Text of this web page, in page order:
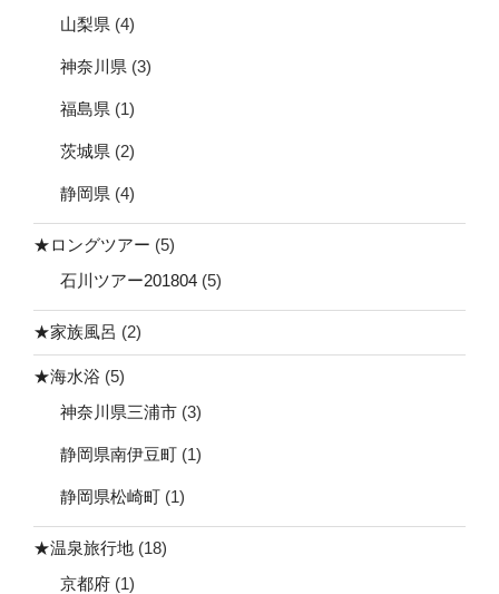
山梨県 (4)
神奈川県 (3)
福島県 (1)
茨城県 (2)
静岡県 (4)
★ロングツアー (5)
石川ツアー201804 (5)
★家族風呂 (2)
★海水浴 (5)
神奈川県三浦市 (3)
静岡県南伊豆町 (1)
静岡県松崎町 (1)
★温泉旅行地 (18)
京都府 (1)